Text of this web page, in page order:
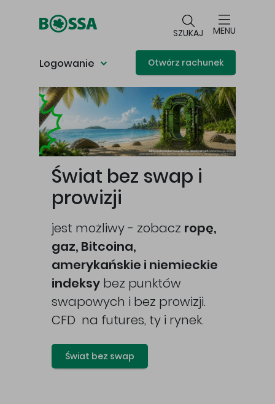
SZUKAJ MENU
Logowanie Otwórz rachunek
Główna treść
Świat bez swap i
prowizji
jest możliwy - zobacz ropę,
gaz, Bitcoina,
amerykańskie i niemieckie
indeksy bez punktów
swapowych i bez prowizji.
CFD na futures, ty i rynek.
Świat bez swap